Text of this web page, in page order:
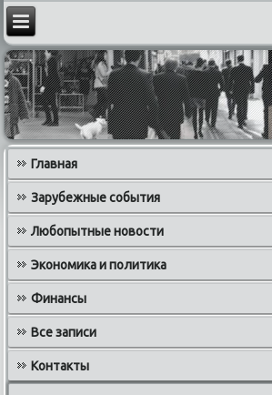
Главная
Зарубежные события
Любопытные новости
Экономика и политика
Финансы
Все записи
Контакты